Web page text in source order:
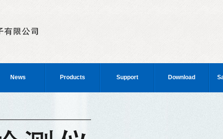
News Products Support Download